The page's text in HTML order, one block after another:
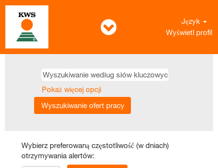
Język
Wyświetl profil
Pokaż więcej opcji
Wybierz preferowaną częstotliwość (w dniach)
otrzymywania alertów: